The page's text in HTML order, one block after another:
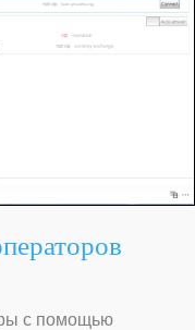
с помощью